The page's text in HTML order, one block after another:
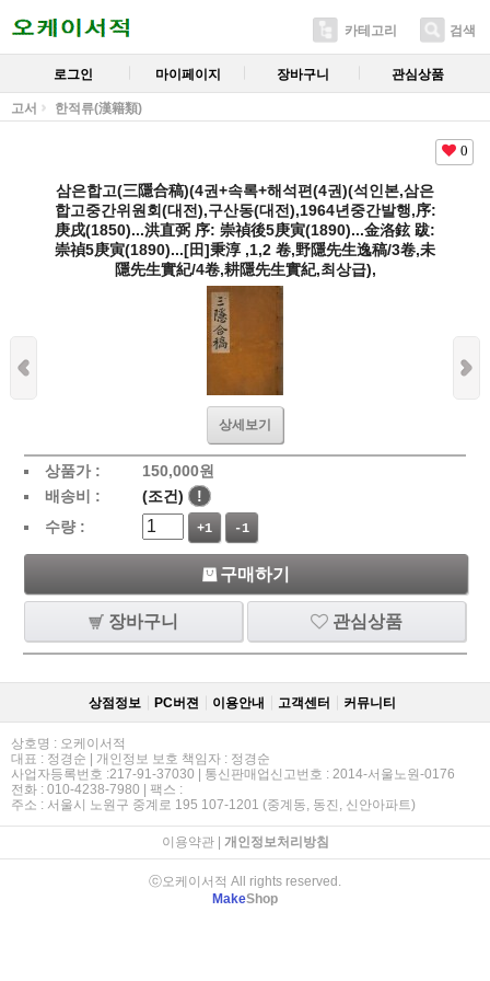
카테고리 검색
로그인 마이페이지 장바구니 관심상품
고서 한적류(漢籍類)
0
삼은합고(三隱合稿)(4권+속록+해석편(4권)(석인본,삼은
합고중간위원회(대전),구산동(대전),1964년중간발행,序:
庚戌(1850)...洪直弼 序: 崇禎後5庚寅(1890)...金洛鉉 跋:
崇禎5庚寅(1890)...[田]秉淳 ,1,2 卷,野隱先生逸稿/3卷,未
隱先生實紀/4卷,耕隱先生實紀,최상급),
상세보기
상품가 : 150,000원
배송비 :
(조건)
!
수량 :
+1 -1
구매하기
장바구니 관심상품
상점정보 PC버젼 이용안내 고객센터 커뮤니티
상호명 : 오케이서적
대표 : 정경순 | 개인정보 보호 책임자 : 정경순
사업자등록번호 :217-91-37030 | 통신판매업신고번호 : 2014-서울노원-0176
전화 : 010-4238-7980 | 팩스 :
주소 : 서울시 노원구 중계로 195 107-1201 (중계동, 동진, 신안아파트)
이용약관| 개인정보처리방침
ⓒ오케이서적 All rights reserved.
MakeShop